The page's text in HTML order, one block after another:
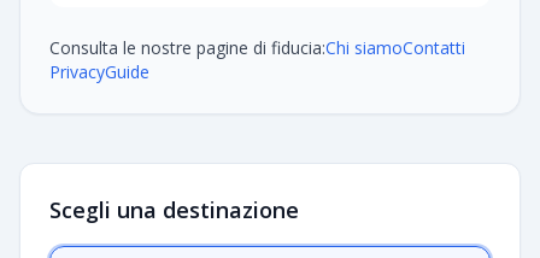
Consulta le nostre pagine di fiducia:Chi siamoContatti
PrivacyGuide
Scegli una destinazione